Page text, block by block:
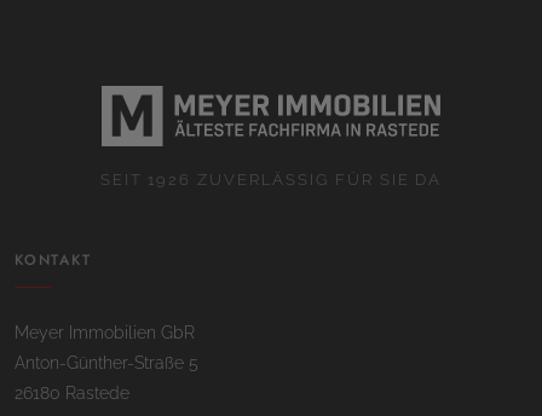
SEIT 1926 ZUVERLÄSSIG FÜR SIE DA
KONTAKT
Meyer Immobilien GbR
Anton-Günther-Straße 5
26180 Rastede